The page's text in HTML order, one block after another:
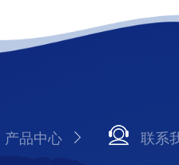
产品中心 联系